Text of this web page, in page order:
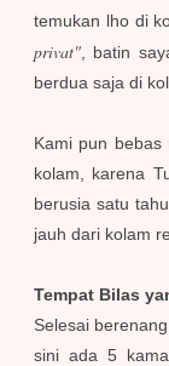
temukan lho di
privat" , batin
berdua saja di
Kami pun
kolam, karena
berusia satu
jauh dari kolam
Tempat Bilas
Selesai
sini ada 5